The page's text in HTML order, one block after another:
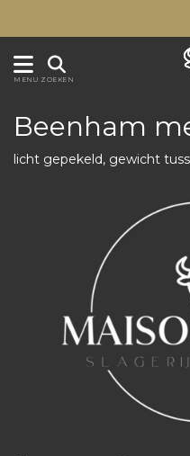
MENU ZOEKEN
Beenham
licht gepekeld, gewicht